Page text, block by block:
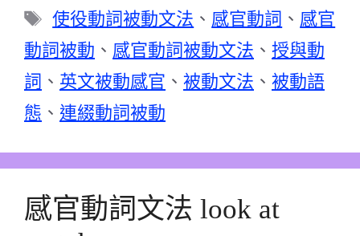
類
標
籤
使役動詞被動文法 、 感官動詞 、 感官
動詞被動 、 感官動詞被動文法 、 授與動
詞 、 英文被動感官 、 被動文法 、 被動語
態 、 連綴動詞被動
感官動詞文法 look at